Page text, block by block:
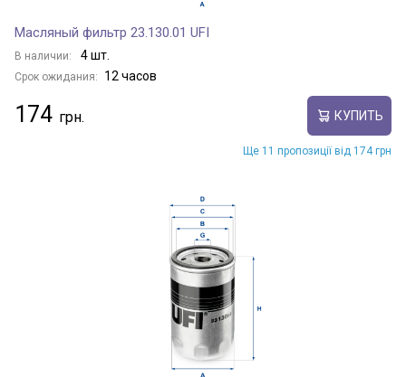
Масляный фильтр 23.130.01 UFI
В наличии: 4 шт.
Срок ожидания: 12 часов
174 КУПИТЬ
Ще 11 пропозиції від 174 грн